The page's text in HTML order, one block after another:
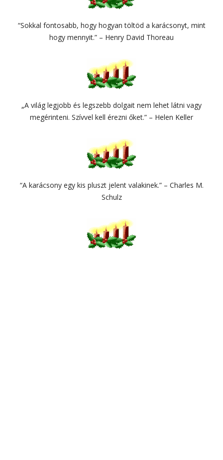
“Sokkal fontosabb, hogy hogyan töltöd a karácsonyt, mint
hogy mennyit.” – Henry David Thoreau
„A világ legjobb és legszebb dolgait nem lehet látni vagy
megérinteni. Szívvel kell érezni őket.” – Helen Keller
“A karácsony egy kis pluszt jelent valakinek.” – Charles M.
Schulz